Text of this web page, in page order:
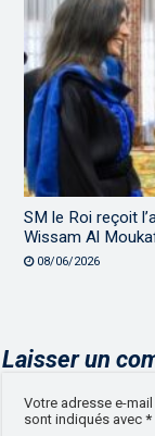
SM le Roi reçoit
Wissam Al
08/06/2026
Laisser un
Votre adresse e-
sont indiqués avec*